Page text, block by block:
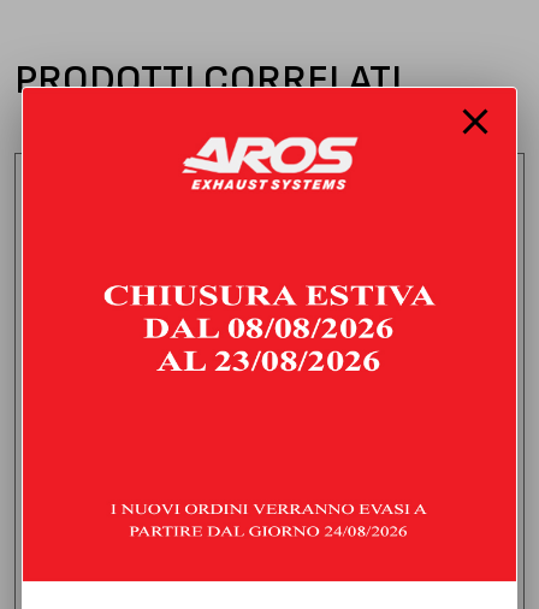
PRODOTTI CORRELATI
MERCEDES CLASSE CLA 180 1.6T (122 HP) | 2015 | TYPE